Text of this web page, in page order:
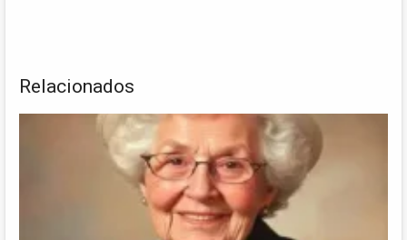
Relacionados